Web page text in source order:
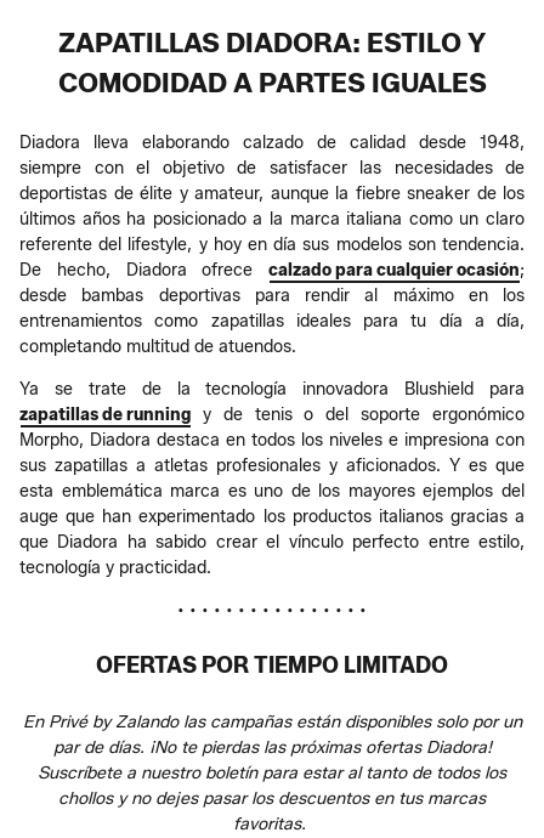
ZAPATILLAS DIADORA: ESTILO Y
COMODIDAD A PARTES IGUALES
Diadora lleva elaborando calzado de calidad desde 1948,
siempre con el objetivo de satisfacer las necesidades de
deportistas de élite y amateur, aunque la fiebre sneaker de los
últimos años ha posicionado a la marca italiana como un claro
referente del lifestyle, y hoy en día sus modelos son tendencia.
De hecho, Diadora ofrece calzado para cualquier ocasión;
desde bambas deportivas para rendir al máximo en los
entrenamientos como zapatillas ideales para tu día a día,
completando multitud de atuendos.
Ya se trate de la tecnología innovadora Blushield para
zapatillas de running y de tenis o del soporte ergonómico
Morpho, Diadora destaca en todos los niveles e impresiona con
sus zapatillas a atletas profesionales y aficionados. Y es que
esta emblemática marca es uno de los mayores ejemplos del
auge que han experimentado los productos italianos gracias a
que Diadora ha sabido crear el vínculo perfecto entre estilo,
tecnología y practicidad.
• • • • • • • • • • • • • • • •
OFERTAS POR TIEMPO LIMITADO
En Privé by Zalando las campañas están disponibles solo por un
par de días. ¡No te pierdas las próximas ofertas Diadora!
Suscríbete a nuestro boletín para estar al tanto de todos los
chollos y no dejes pasar los descuentos en tus marcas
favoritas.